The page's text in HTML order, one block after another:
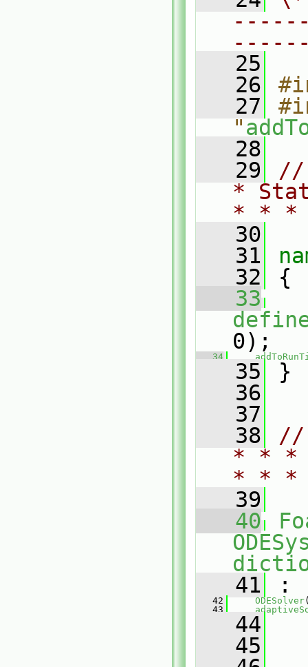
   25
   26
   27
"
   28
   29
//
*
* *
   30
   31
   32
{
   33
0);
   34
   35
}
   36
   37
   38
//
* * *
* *
   39
   40
   41
:
   42
ODESolver
   43
   44
   45